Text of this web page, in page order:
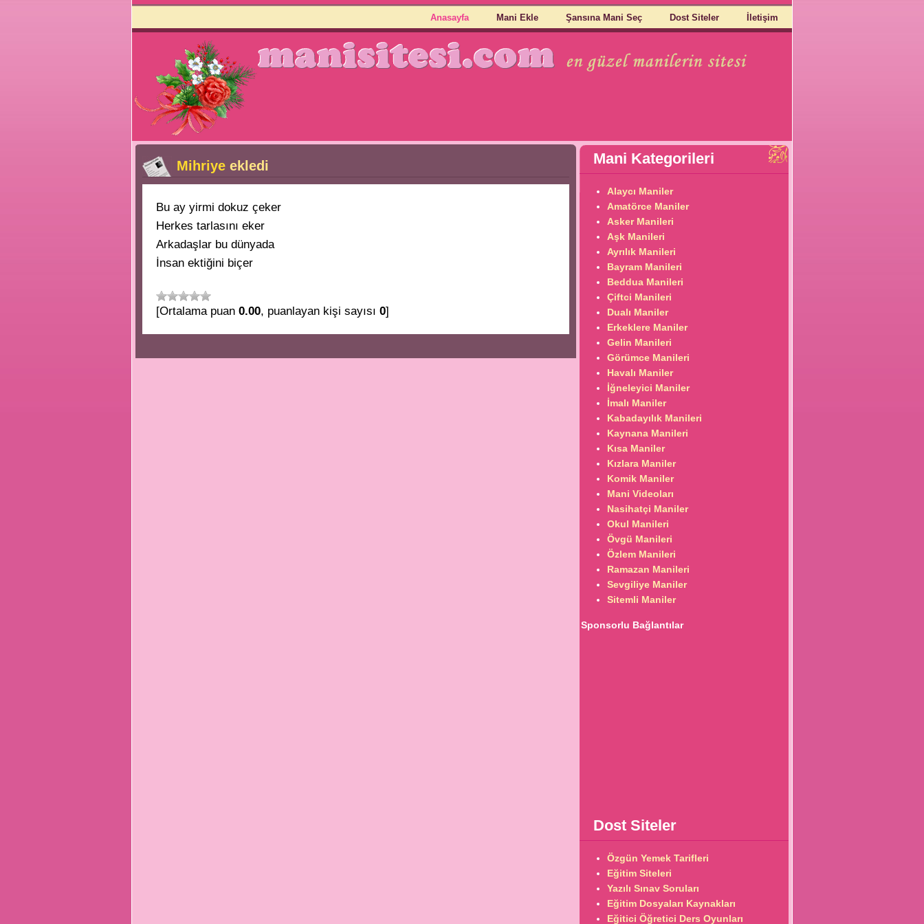
İletişim
Dost Siteler
Şansına Mani Seç
Mani Ekle
Anasayfa
Mihriye ekledi
Bu ay yirmi dokuz çeker
Herkes tarlasını eker
Arkadaşlar bu dünyada
İnsan ektiğini biçer
[Ortalama puan 0.00, puanlayan kişi sayısı 0]
Mani Kategorileri
Alaycı Maniler
Amatörce Maniler
Asker Manileri
Aşk Manileri
Ayrılık Manileri
Bayram Manileri
Beddua Manileri
Çiftci Manileri
Dualı Maniler
Erkeklere Maniler
Gelin Manileri
Görümce Manileri
Havalı Maniler
İğneleyici Maniler
İmalı Maniler
Kabadayılık Manileri
Kaynana Manileri
Kısa Maniler
Kızlara Maniler
Komik Maniler
Mani Videoları
Nasihatçi Maniler
Okul Manileri
Övgü Manileri
Özlem Manileri
Ramazan Manileri
Sevgiliye Maniler
Sitemli Maniler
Sponsorlu Bağlantılar
Dost Siteler
Özgün Yemek Tarifleri
Eğitim Siteleri
Yazılı Sınav Soruları
Eğitim Dosyaları Kaynakları
Eğitici Öğretici Ders Oyunları